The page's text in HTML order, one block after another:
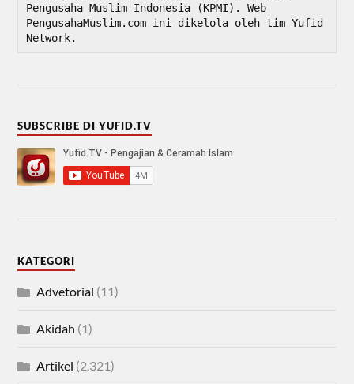
Pengusaha Muslim Indonesia (KPMI). Web
PengusahaMuslim.com ini dikelola oleh tim Yufid
Network.
SUBSCRIBE DI YUFID.TV
KATEGORI
Advetorial (11)
Akidah (1)
Artikel (2,321)